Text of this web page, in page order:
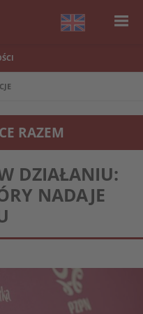
RAZEM
DZIAŁANIU:
NADAJE